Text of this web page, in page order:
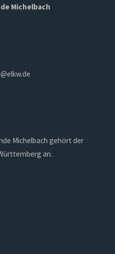
Michelbach
Michelbach gehört der
an.